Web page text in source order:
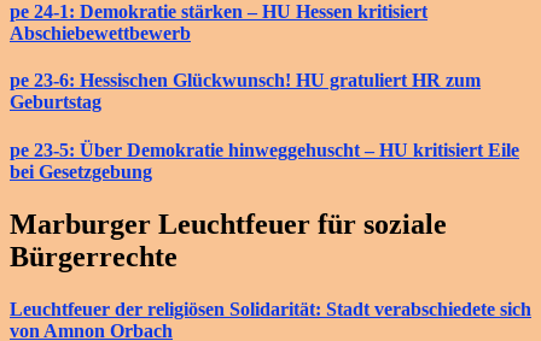
pe 24-1: Demokratie stärken – HU Hessen kritisiert
Abschiebewettbewerb
pe 23-6: Hessischen Glückwunsch! HU gratuliert HR zum
Geburtstag
pe 23-5: Über Demokratie hinweggehuscht – HU kritisiert Eile
bei Gesetzgebung
Marburger Leuchtfeuer für soziale
Bürgerrechte
Leuchtfeuer der religiösen Solidarität: Stadt verabschiedete sich
von Amnon Orbach